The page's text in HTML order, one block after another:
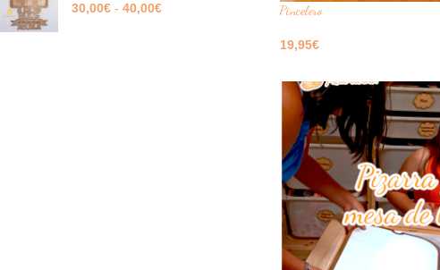
30,00€ - 40,00€ Pincelero
19,95€